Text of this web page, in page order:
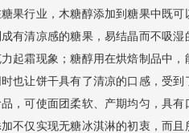
果行业，木糖醇添加到糖果中既
有清凉感的糖果，易结晶而不吸
起霜现象；糖醇用在烘焙制品中
也让饼干具有了清凉的口感，受
，可使面团柔软、产期均匀，具
不仅实现无糖冰淇淋的初衷，而